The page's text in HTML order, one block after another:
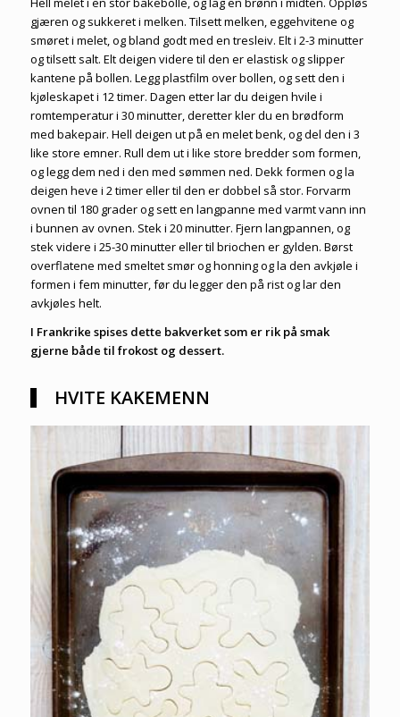
gjæren og sukkeret i melken. Tilsett melken, eggehvitene og
smøret i melet, og bland godt med en tresleiv. Elt i 2-3 minutter
og tilsett salt. Elt deigen videre til den er elastisk og slipper
kantene på bollen. Legg plastfilm over bollen, og sett den i
kjøleskapet i 12 timer. Dagen etter lar du deigen hvile i
romtemperatur i 30 minutter, deretter kler du en brødform
med bakepair. Hell deigen ut på en melet benk, og del den i 3
like store emner. Rull dem ut i like store bredder som formen,
og legg dem ned i den med sømmen ned. Dekk formen og la
deigen heve i 2 timer eller til den er dobbel så stor. Forvarm
ovnen til 180 grader og sett en langpanne med varmt vann inn
i bunnen av ovnen. Stek i 20 minutter. Fjern langpannen, og
stek videre i 25-30 minutter eller til briochen er gylden. Børst
overflatene med smeltet smør og honning og la den avkjøle i
formen i fem minutter, før du legger den på rist og lar den
avkjøles helt.
I Frankrike spises dette bakverket som er rik på smak
gjerne både til frokost og dessert.
HVITE KAKEMENN